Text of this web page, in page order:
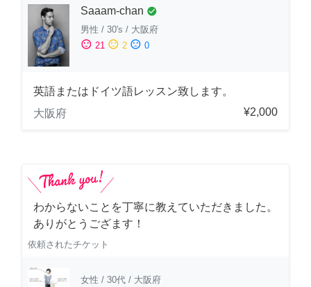
Saaam-chan check_circle
男性 / 30's / 大阪府
sentiment_satisfied 21 sentiment_neutral 2 sentiment_dissatisfied 0
英語またはドイツ語レッスン致します。
大阪府
¥2,000
わからないことを丁寧に教えていただきました。
ありがとうござます！
依頼されたチケット
女性 / 30代 / 大阪府